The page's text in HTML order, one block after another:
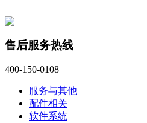
售后服务热线
400-150-0108
服务与其他
配件相关
软件系统